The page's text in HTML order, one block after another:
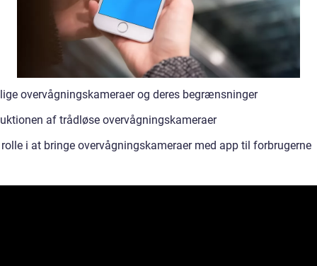
overvågningskameraer og deres begrænsninger
af trådløse overvågningskameraer
rolle i at bringe overvågningskameraer med app til forbrugerne